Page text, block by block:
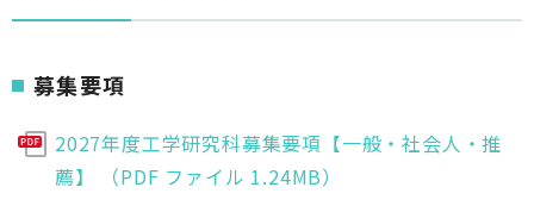
募集要項
2027年度工学研究科募集要項【一般・社会人・推
薦】 （PDF ファイル 1.24MB）